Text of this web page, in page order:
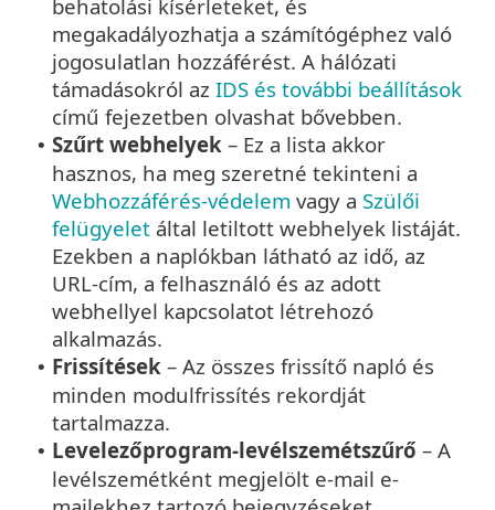
behatolási kísérleteket, és
megakadályozhatja a számítógéphez való
jogosulatlan hozzáférést. A hálózati
támadásokról az IDS és további beállítások
című fejezetben olvashat bővebben.
• Szűrt webhelyek – Ez a lista akkor
hasznos, ha meg szeretné tekinteni a
Webhozzáférés-védelem vagy a Szülői
felügyelet által letiltott webhelyek listáját.
Ezekben a naplókban látható az idő, az
URL-cím, a felhasználó és az adott
webhellyel kapcsolatot létrehozó
alkalmazás.
• Frissítések – Az összes frissítő napló és
minden modulfrissítés rekordját
tartalmazza.
• Levelezőprogram-levélszemétszűrő – A
levélszemétként megjelölt e-mail e-